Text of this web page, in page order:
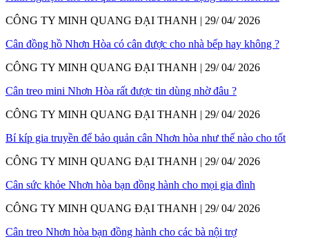
CÔNG TY MINH QUANG ĐẠI THANH | 29/ 04/ 2026
Cân đồng hồ Nhơn Hòa có cân được cho nhà bếp hay không ?
CÔNG TY MINH QUANG ĐẠI THANH | 29/ 04/ 2026
Cân treo mini Nhơn Hòa rất được tin dùng nhờ đâu ?
CÔNG TY MINH QUANG ĐẠI THANH | 29/ 04/ 2026
Bí kíp gia truyền để bảo quản cân Nhơn hòa như thế nào cho tốt
CÔNG TY MINH QUANG ĐẠI THANH | 29/ 04/ 2026
Cân sức khỏe Nhơn hòa bạn đồng hành cho mọi gia đình
CÔNG TY MINH QUANG ĐẠI THANH | 29/ 04/ 2026
Cân treo Nhơn hòa bạn đồng hành cho các bà nội trợ